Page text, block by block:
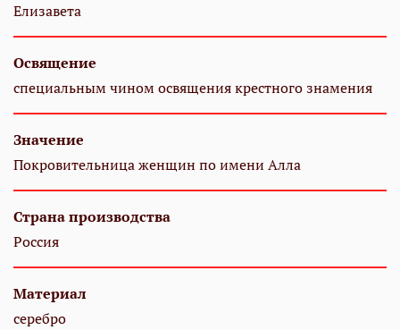
Елизавета
Освящение
специальным чином освящения крестного знамения
Значение
Покровительница женщин по имени Алла
Страна производства
Россия
Материал
серебро